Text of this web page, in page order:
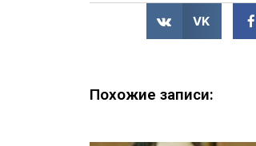
VK
Похожие записи: